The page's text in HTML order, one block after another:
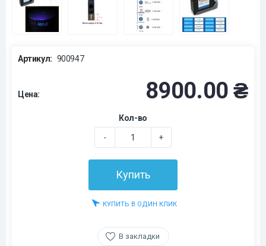
Артикул: 900947
Цена: 8900.00 ₴
Кол-во
- +
Купить
КУПИТЬ В ОДИН КЛИК
В закладки